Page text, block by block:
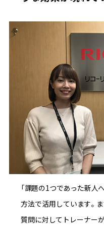
「課題の1つであった新人
方法で活用しています。
質問に対してトレーナー